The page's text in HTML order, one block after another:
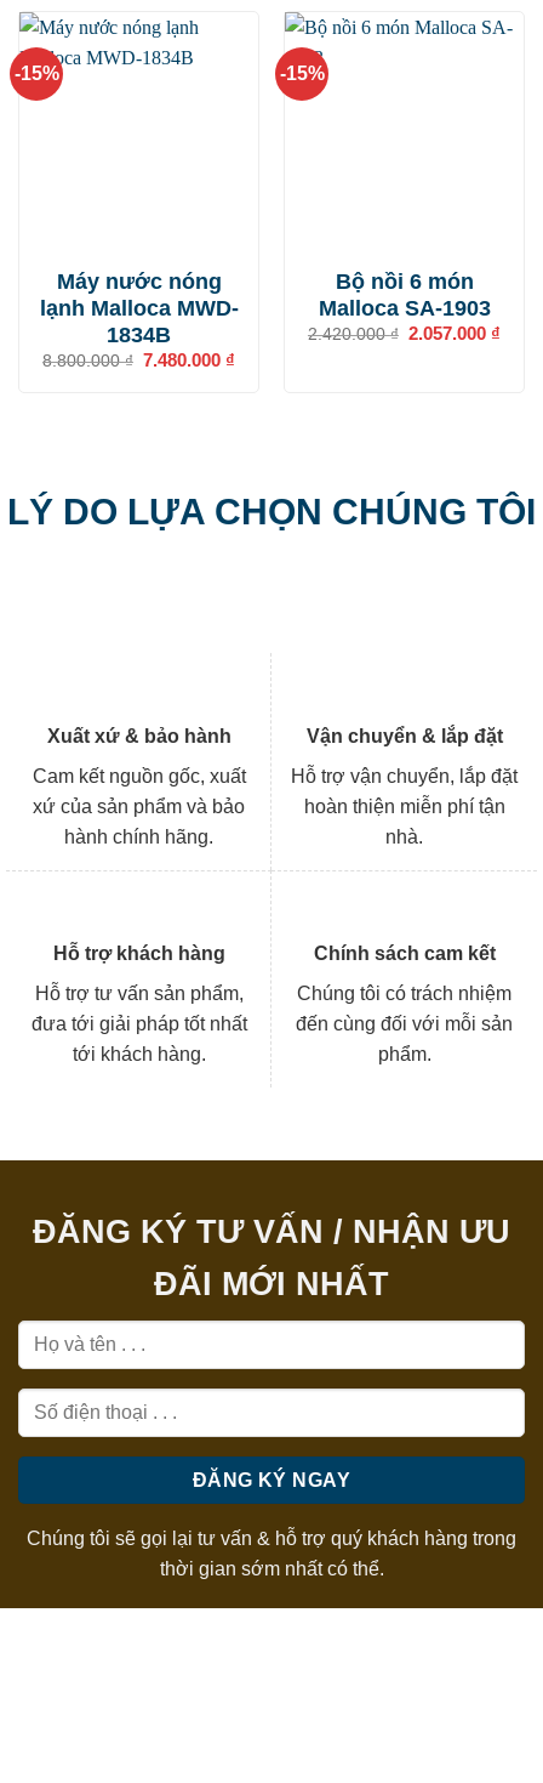
6.545.000 ₫.
-15%
Máy nước nóng
lạnh Malloca MWD-
1834B
8.800.000₫ Giá
7.480.000 ₫
-15%
Bộ nồi 6 món
Malloca SA-1903
2.420.000₫ Giá
2.057.000 ₫
LÝ DO LỰA CHỌN CHÚNG TÔI
Xuất xứ & bảo hành
Cam kết nguồn gốc, xuất
xứ của sản phẩm và bảo
hành chính hãng.
Vận chuyển & lắp đặt
Hỗ trợ vận chuyển, lắp đặt
hoàn thiện miễn phí tận
nhà.
Hỗ trợ khách hàng
Hỗ trợ tư vấn sản phẩm,
đưa tới giải pháp tốt nhất
tới khách hàng.
Chính sách cam kết
Chúng tôi có trách nhiệm
đến cùng đối với mỗi sản
phẩm.
ĐĂNG KÝ TƯ VẤN / NHẬN ƯU
ĐÃI MỚI NHẤT
Chúng tôi sẽ gọi lại tư vấn & hỗ trợ quý khách hàng trong
thời gian sớm nhất có thể.